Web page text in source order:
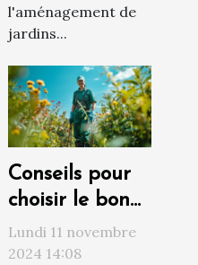
l'aménagement de
jardins...
Conseils pour
choisir le bon
service
d'entretien de
Lundi 11 novembre
2024 14:08